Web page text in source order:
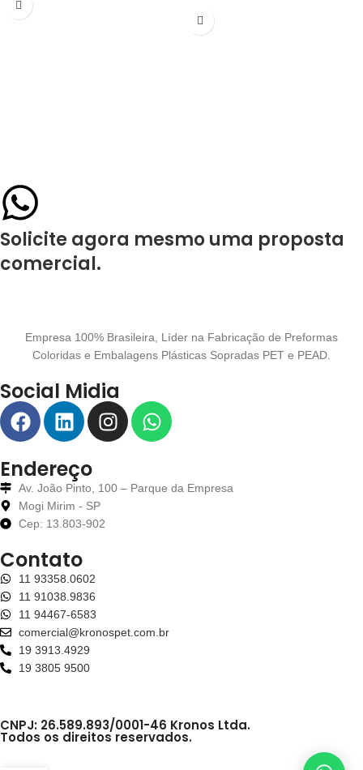
Solicite agora mesmo uma proposta
comercial.
Empresa 100% Brasileira, Líder na Fabricação de Preformas
Coloridas e Embalagens Plásticas Sopradas PET e PEAD.
Social Midia
Endereço
Av. João Pinto, 100 – Parque da Empresa
Mogi Mirim - SP
Cep: 13.803-902
Contato
11 93358.0602
11 91038.9836
11 94467-6583
comercial@kronospet.com.br
19 3913.4929
19 3805 9500
CNPJ: 26.589.893/0001-46 Kronos Ltda.
Todos os direitos reservados.